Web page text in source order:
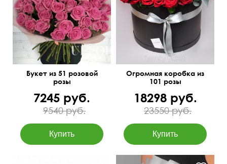
Букет из 51 розовой
розы
7245 руб.
9540 руб.
Огромная коробка из
101 розы
18298 руб.
23550 руб.